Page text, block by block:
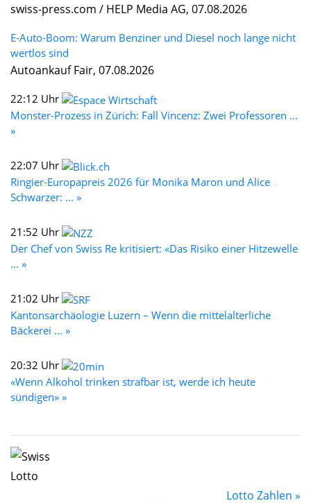
swiss-press.com / HELP Media AG, 07.08.2026
E-Auto-Boom: Warum Benziner und Diesel noch lange nicht
wertlos sind
Autoankauf Fair, 07.08.2026
22:12 Uhr
Monster-Prozess in Zürich: Fall Vincenz: Zwei Professoren ...
»
22:07 Uhr
Ringier-Europapreis 2026 für Monika Maron und Alice
Schwarzer: ... »
21:52 Uhr
Der Chef von Swiss Re kritisiert: «Das Risiko einer Hitzewelle
... »
21:02 Uhr
Kantonsarchäologie Luzern – Wenn die mittelalterliche
Bäckerei ... »
20:32 Uhr
«Wenn Alkohol trinken strafbar ist, werde ich heute
sündigen» »
Lotto Zahlen »